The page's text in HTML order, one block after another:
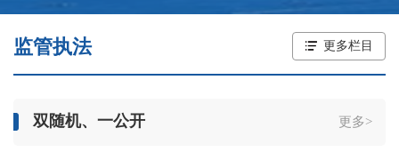
监管执法 更多栏目
双随机、一公开 更多>